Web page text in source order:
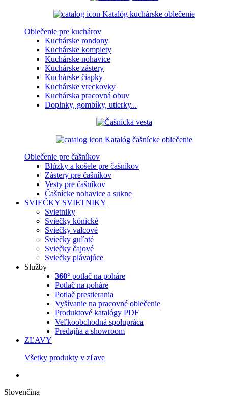
Katalóg kuchárske oblečenie
Oblečenie pre kuchárov
Kuchárske rondony
Kuchárske komplety
Kuchárske nohavice
Kuchárske zástery
Kuchárske čiapky
Kuchárske vreckovky
Kuchárska pracovná obuv
Doplnky, gombíky, utierky...
Katalóg čašnícke oblečenie
Oblečenie pre čašníkov
Blúzky a košele pre čašníkov
Zástery pre čašníkov
Vesty pre čašníkov
Čašnícke nohavice a sukne
SVIEČKY SVIETNIKY
Svietniky
Sviečky kónické
Sviečky valcové
Sviečky guľaté
Sviečky čajové
Sviečky plávajúce
Služby
360° potlač na poháre
Potlač na poháre
Potlač prestierania
Vyšívanie na pracovné oblečenie
Produktové katalógy PDF
Veľkoobchodná spolupráca
Predajňa a showroom
ZĽAVY
Všetky produkty v zľave
Slovenčina